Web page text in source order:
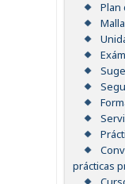
Plan
prácticas